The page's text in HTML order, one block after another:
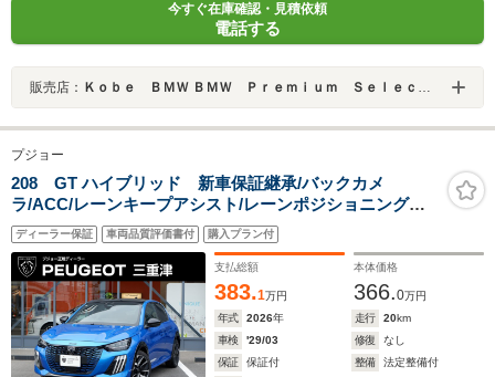
今すぐ在庫確認・見積依頼
電話する
販売店： Ｋｏｂｅ ＢＭＷ ＢＭＷ Ｐｒｅｍｉｕｍ Ｓｅｌｅｃｔｉｏｎ 三宮
プジョー
208 GT ハイブリッド 新車保証継承/バックカメ
ラ/ACC/レーンキープアシスト/レーンポジショニングア
シスト/ブラインドスポットモニター/LEDヘッドライト/フ
ロント・バックソナー/アップルカープレイ/アンドロイド
オート
ディーラー保証 車両品質評価書付 購入プラン付
支払総額
383.1万円
本体価格
366.0万円
年式
2026年 走行 20km
車検
'29/03 修復
なし
保証
保証付 整備
法定整備付